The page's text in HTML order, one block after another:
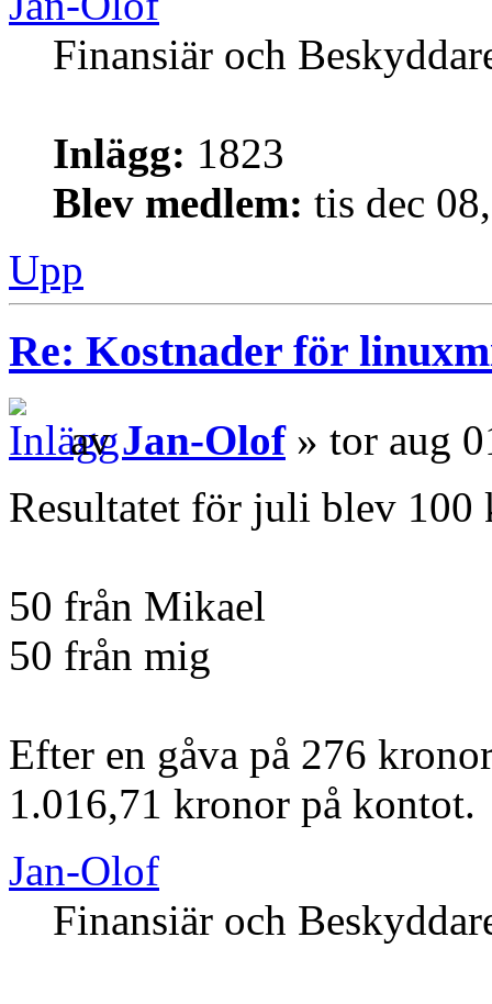
Finansiär och
Inlägg: 1823
Blev medlem: tis dec
Upp
Re: Kostnader för
avJan-Olof» tor aug
Resultatet för juli blev 100
50 från Mikael
50 från mig
Efter en gåva på 276
1.016,71 kronor på kontot.
Jan-Olof
Finansiär och